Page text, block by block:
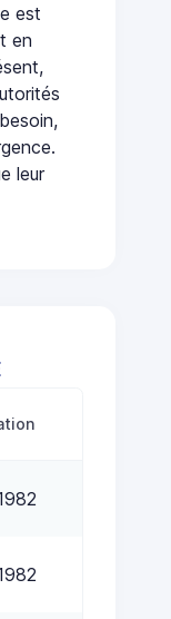
est
en
leur